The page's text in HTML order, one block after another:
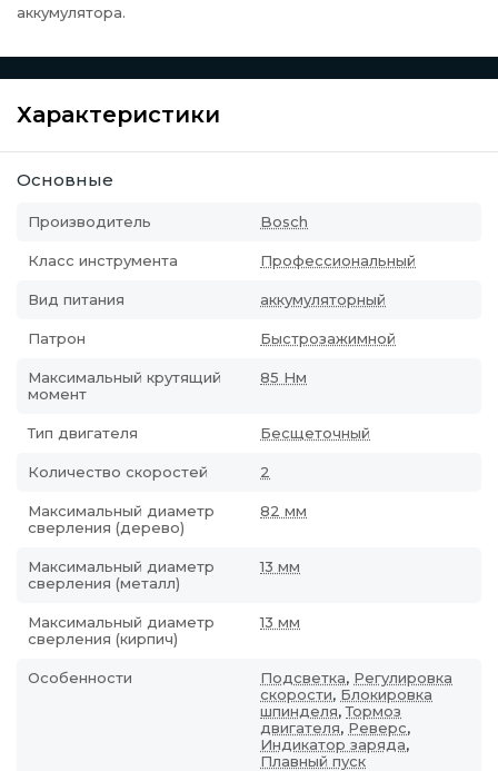
аккумулятора.
Характеристики
Основные
Производитель Bosch
Класс инструмента Профессиональный
Вид питания аккумуляторный
Патрон Быстрозажимной
Максимальный крутящий
момент
85 Нм
Тип двигателя Бесщеточный
Количество скоростей 2
Максимальный диаметр
сверления (дерево)
82 мм
Максимальный диаметр
сверления (металл)
13 мм
Максимальный диаметр
сверления (кирпич)
13 мм
Особенности Подсветка, Регулировка
скорости, Блокировка
шпинделя,Тормоз
двигателя, Реверс,
Индикатор заряда,
Плавный пуск